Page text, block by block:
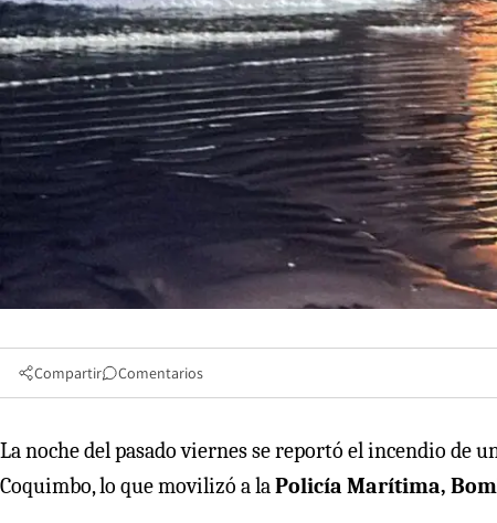
Compartir Comentarios
La noche del pasado viernes se reportó el incendio de
Coquimbo, lo que movilizó a laPolicía Marítima,